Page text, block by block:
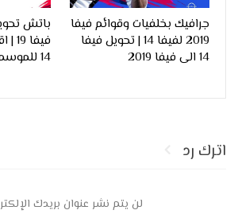
جرافيك بخلفيات وقوائم فيفا
2019 لفيفا 14 | تحويل فيفا
14 الى فيفا 2019
14 للموسم الجديد…
اترك رد
لن يتم نشر عنوان بريدك